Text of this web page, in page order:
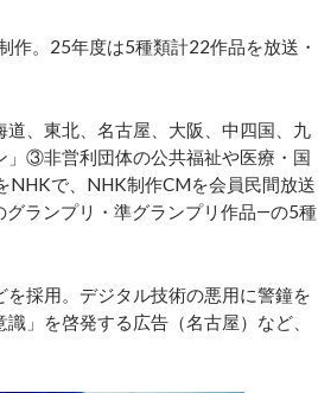
。25年度は5種類計22作品を放送・
、東北、名古屋、大阪、中四国、九
」③非営利団体の公共福祉や医療・国
NHKで、NHK制作CMを会員民間放送
ランプリ・準グランプリ作品―の5種
採用。デジタル技術の悪用に警鐘を
」を啓発する広告（名古屋）など、